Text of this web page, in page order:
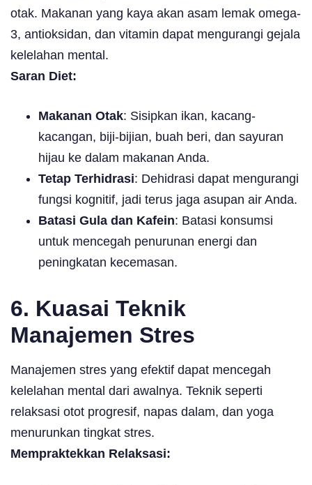
otak. Makanan yang kaya akan asam lemak omega-
3, antioksidan, dan vitamin dapat mengurangi gejala
kelelahan mental.
Saran Diet:
Makanan Otak: Sisipkan ikan, kacang-
kacangan, biji-bijian, buah beri, dan sayuran
hijau ke dalam makanan Anda.
Tetap Terhidrasi: Dehidrasi dapat mengurangi
fungsi kognitif, jadi terus jaga asupan air Anda.
Batasi Gula dan Kafein: Batasi konsumsi
untuk mencegah penurunan energi dan
peningkatan kecemasan.
6. Kuasai Teknik
Manajemen Stres
Manajemen stres yang efektif dapat mencegah
kelelahan mental dari awalnya. Teknik seperti
relaksasi otot progresif, napas dalam, dan yoga
menurunkan tingkat stres.
Mempraktekkan Relaksasi: